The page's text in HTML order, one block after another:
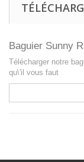
Baguier Sunny
Télécharger notre
qu\'il vous faut